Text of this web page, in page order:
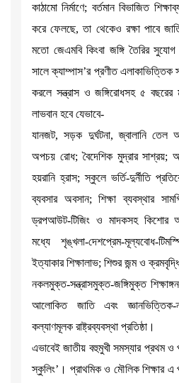
কাঠামো নির্মাণে; বর্তমান বিভাজিত
করে ফেলছে, তা থেকেও রক্ষা পাবে
মতো জেএমবি কিংবা জঙ্গি তৈরির সুযোগ
সালে ক্যাম্পাস’র প্রণীত
করলে সন্ত্রাস ও জঙ্গিরোধসহ ৫
লাভবান হবে যেভাবে-
যানজট, সড়ক দুর্ঘটনা, জ্বালানি তেল
অপচয় রোধ; বৈদেশিক মুদ্রার সাশ্রয়;
হয়রানি হ্রাস; স্কুলে ভর্তি-দুর্নীতি
ব্যবসার অবসান; শিক্ষা ব্যবস্থার
ড্রপআউট-টিজিং ও মাদকসহ কিশোর
মধ্যে শৃঙ্খলা-দেশপ্রেম-মূল্যবোধ-
ইত্যাকার শিক্ষালাভ; শিশুর জন্ম ও
নকলমুক্ত-সন্ত্রাসমুক্ত-জঙ্গিমুক্ত শিক্ষাঙ্গন;
আলোকিত জাতি এবং জ্ঞানভিত্তিক-
কল্যাণমূলক রাষ্ট্রব্যবস্থা প্রতিষ্ঠা।
এভাবেই জাতীয় বহুমুখী সমস্যার প্রথম ও
স্কুলিং’। প্রাথমিক ও মৌলিক শিক্ষার এ